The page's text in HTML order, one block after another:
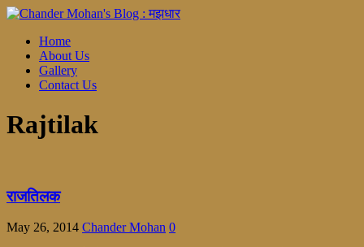
Home
About Us
Gallery
Contact Us
Rajtilak
राजतिलक
May 26, 2014 Chander Mohan 0